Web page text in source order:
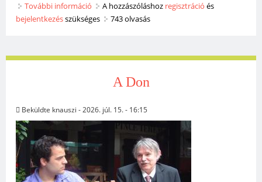
További információ Személyre szabott pedagógia tartalommal
kapcsolatosan
A hozzászóláshoz regisztráció és
bejelentkezésszükséges 743 olvasás
A Don
Beküldte knauszi - 2026. júl. 15. - 16:15